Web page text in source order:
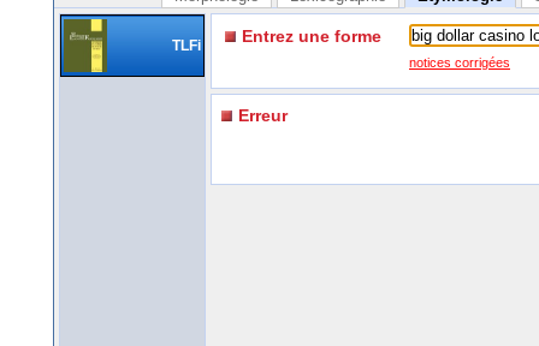
TLFi Entrez une forme
notices corrigées
Erreur